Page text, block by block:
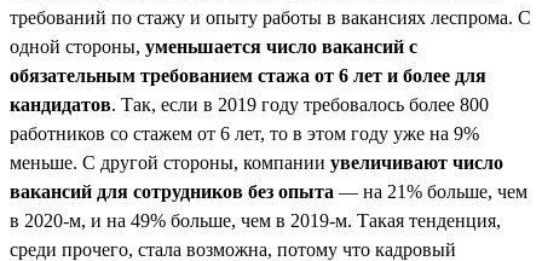
требований по стажу и опыту работы в вакансиях леспрома. С
одной стороны, уменьшается число вакансий с
обязательным требованием стажа от 6 лет и более для
кандидатов. Так, если в 2019 году требовалось более 800
работников со стажем от 6 лет, то в этом году уже на 9%
меньше. С другой стороны, компании увеличивают число
вакансий для сотрудников без опыта — на 21% больше, чем
в 2020-м, и на 49% больше, чем в 2019-м. Такая тенденция,
среди прочего, стала возможна, потому что кадровый